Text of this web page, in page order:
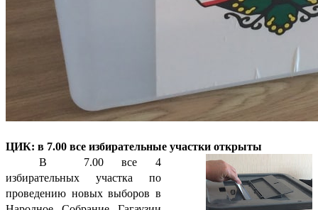
ЦИК: в 7.00 все избирательные участки открыты
В
7.00 все 4
избирательных участка по
проведению новых выборов в